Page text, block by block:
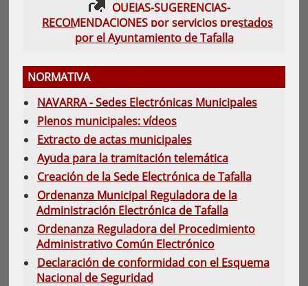
QUEJAS-SUGERENCIAS-
RECOMENDACIONES por servicios prestados
por el Ayuntamiento de Tafalla
NORMATIVA
NAVARRA - Sedes Electrónicas Municipales
Plenos municipales: vídeos
Extracto de actas municipales
Ayuda para la tramitación telemática
Creación de la Sede Electrónica de Tafalla
Ordenanza Municipal Reguladora de la
Administración Electrónica de Tafalla
Ordenanza Reguladora del Procedimiento
Administrativo Común Electrónico
Declaración de conformidad con el Esquema
Nacional de Seguridad